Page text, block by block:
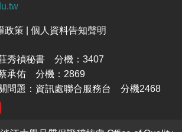
政策 | 個人資料告知聲明
秀禎秘書 分機：3407
承佑 分機：2869
問題：資訊處聯合服務台 分機2468